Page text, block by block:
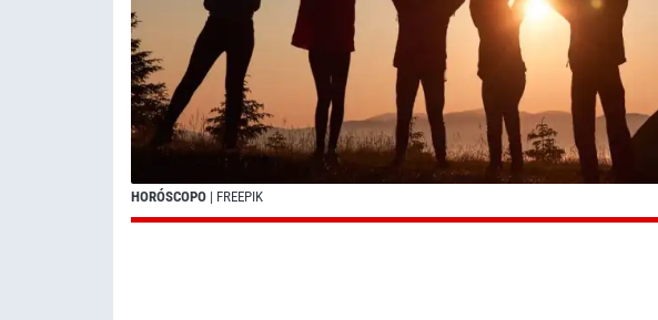
HORÓSCOPO | FREEPIK